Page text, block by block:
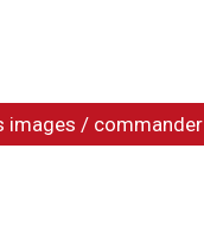
images / commander